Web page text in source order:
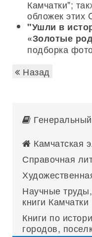
Камчатки";
обложек этих
"Ушли в
«Золотые
подборка
Назад
Камчатская
Справочная
Научные
книги Камчатки
Книги по
городов,